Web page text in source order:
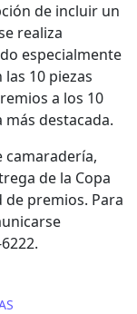
de incluir un
realiza
especialmente
10 piezas
a los 10
destacada.
camaradería,
de la Copa
de premios. Para